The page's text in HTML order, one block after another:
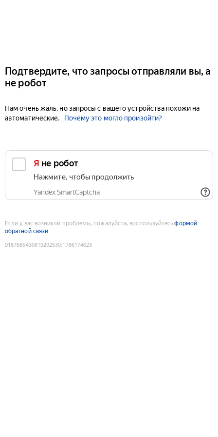
Подтвердите, что запросы отправляли вы, а
не робот
Нам очень жаль, но запросы с вашего устройства похожи на
автоматические.
Почему это могло произойти?
Я не робот
Нажмите, чтобы продолжить
Yandex SmartCaptcha
Если у вас возникли проблемы, пожалуйста, воспользуйтесьформой
обратной связи
9187685430819202530:1786174623